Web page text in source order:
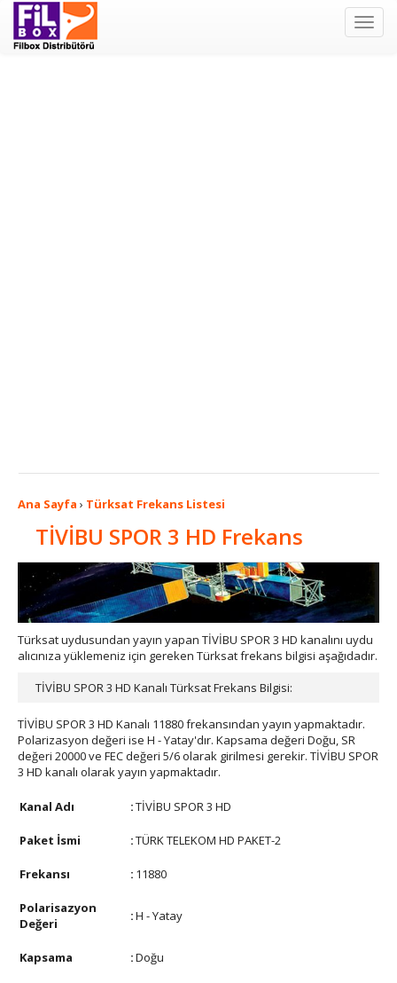
Filbox
Ana Sayfa › Türksat Frekans Listesi
TİVİBU SPOR 3 HD Frekans
Türksat uydusundan yayın yapan TİVİBU SPOR 3 HD kanalını uydu
alıcınıza yüklemeniz için gereken Türksat frekans bilgisi aşağıdadır.
TİVİBU SPOR 3 HD Kanalı Türksat Frekans Bilgisi:
TİVİBU SPOR 3 HD Kanalı 11880 frekansından yayın yapmaktadır.
Polarizasyon değeri ise H - Yatay'dır. Kapsama değeri Doğu, SR
değeri 20000 ve FEC değeri 5/6 olarak girilmesi gerekir. TİVİBU SPOR
3 HD kanalı olarak yayın yapmaktadır.
Kanal Adı :TİVİBU SPOR 3 HD
Paket İsmi :TÜRK TELEKOM HD PAKET-2
Frekansı : 11880
Polarisazyon
Değeri
:H - Yatay
Kapsama :Doğu